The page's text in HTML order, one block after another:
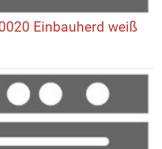
Einbauherd weiß